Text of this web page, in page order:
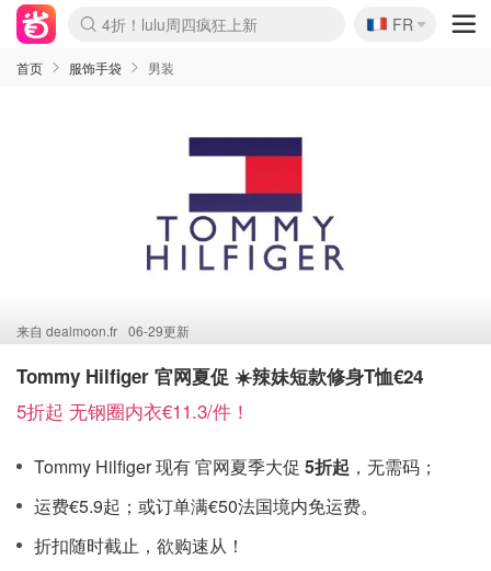
Boticinal 夏促开抢！
4折！lulu周四疯狂上新
还没结束！&OtherStories大促
Joybuy变相75折 随时失效
速领！Stanley独家85折
疑似霸哥！Camper额外叠85折
Zalando 奥莱闪促！每日更新
Moncler反季囤！5折起+叠9折
Coach Brooklyn仅€192
🇫🇷
FR
首页 服饰手袋 男装
来自 dealmoon.fr 06-29更新
Tommy Hilfiger 官网夏促 ☀️辣妹短款修身T恤€24
5折起 无钢圈内衣€11.3/件！
Tommy Hilfiger 现有 官网夏季大促 5折起 ，无需码；
运费€5.9起；或订单满€50法国境内免运费。
折扣随时截止，欲购速从！